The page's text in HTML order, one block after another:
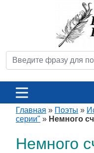
Главная » Поэты »
серии" » Немного
Немного